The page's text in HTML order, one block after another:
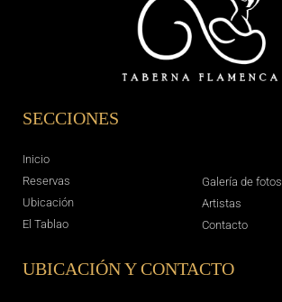
SECCIONES
Inicio
Reservas
Ubicación
El Tablao
Galería de fotos
Artistas
Contacto
UBICACIÓN Y CONTACTO